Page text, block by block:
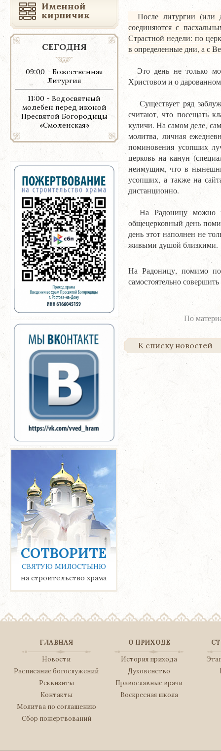
После литургии (или
соединяются с
Страстной недели: по
в определенные дни, а с
Это день не только
Христовом и о
Существует ряд
считают, что посещать
куличи. На самом деле,
молитва, личная
поминовения усопших
церковь на канун
неимущим, что в
усопших, а также на
дистанционно.
На Радоницу можно
общецерковный день
день этот наполнен не
живыми душой близкими.
На Радоницу, помимо
самостоятельно
По
К списку новостей
Именной
кирпичик
СЕГОДНЯ
09:00 - Божественная
Литургия
11:00 - Водосвятный
молебен перед иконой
Пресвятой Богородицы
«Смоленская»
СОТВОРИТЕ
СВЯТУЮ МИЛОСТЫНЮ
на строительство храма
ГЛАВНАЯ
Новости
Расписание богослужений
Реквизиты
Контакты
Молитва по соглашению
Сбор пожертвований
О ПРИХОДЕ
История прихода
Духовенство
Православные врачи
Воскресная школа